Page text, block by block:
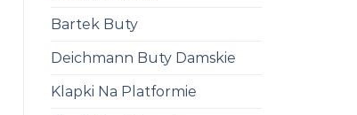
Bartek Buty
Deichmann Buty Damskie
Klapki Na Platformie